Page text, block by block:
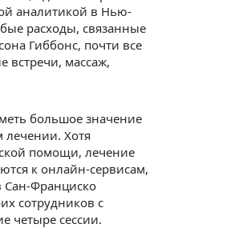
аналитикой в Нью-
расходы, связанные
Гиббонс, почти все
встречи, массаж,
большое значение
лечении. Хотя
помощи, лечение
к онлайн-сервисам,
Сан-Франциско
сотрудников с
четыре сессии.